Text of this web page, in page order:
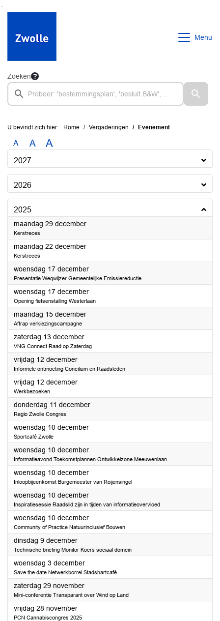
Ga naar de inhoud van deze pagina
Ga naar het zoeken
Ga naar het menu
Menu
Zoeken
U bevindt zich hier: Home Vergaderingen Evenement
A A A
2027
2026
2025
maandag 29 december2025
Kerstreces
maandag 22 december2025
Kerstreces
woensdag 17 december2025
Presentatie Wegwijzer Gemeentelijke Emissiereductie
woensdag 17 december2025
Opening fietsenstalling Westerlaan
maandag 15 december2025
Aftrap verkiezingscampagne
zaterdag 13 december2025
VNG Connect Raad op Zaterdag
vrijdag 12 december2025
Informele ontmoeting Concilium en Raadsleden
vrijdag 12 december2025
Werkbezoeken
donderdag 11 december2025
Regio Zwolle Congres
woensdag 10 december2025
Sportcafé Zwolle
woensdag 10 december2025
Informatieavond Toekomstplannen Ontwikkelzone Meeuwenlaan
woensdag 10 december2025
Inloopbijeenkomst Burgemeester van Roijensingel
woensdag 10 december2025
Inspiratiesessie Raadslid zijn in tijden van informatieovervloed
woensdag 10 december2025
Community of Practice Natuurinclusief Bouwen
dinsdag 9 december2025
Technische briefing Monitor Koers sociaal domein
woensdag 3 december2025
Save the date Netwerkborrel Stadshartcafé
zaterdag 29 november2025
Mini-conferentie Transparant over Wind op Land
vrijdag 28 november2025
PCN Cannabiscongres 2025